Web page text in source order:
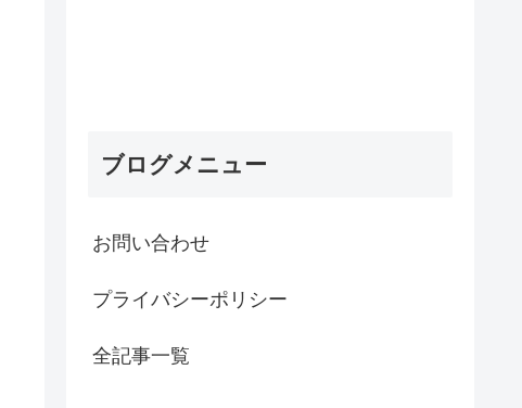
ブログメニュー
お問い合わせ
プライバシーポリシー
全記事一覧